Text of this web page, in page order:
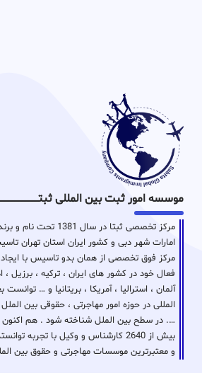
موسسه امور ثبت بین المللی
مرکز تخصصی ثبتا در سال
امارات شهر دبی و کشور ایران استان تهران
مرکز فوق تخصصی از همان بدو تاسیس با
فعال خود در کشور های ایران ، ترکیه ، برزیل ،
آلمان ، استرالیا ، آمریکا ، بریتانیا و …
المللی در حوزه امور مهاجرتی ، حقوقی بین
…. در سطح بین الملل شناخته شود . هم اکنون
بیش از 2640 کارشناس و وکیل با تجربه
و معتبرترین موسسات مهاجرتی و حقوق بین